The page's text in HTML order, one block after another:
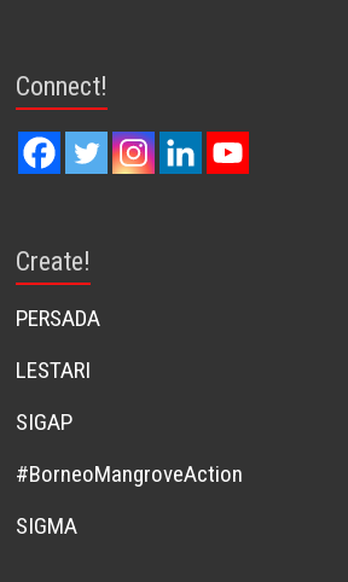
Connect!
Create!
PERSADA
LESTARI
SIGAP
#BorneoMangroveAction
SIGMA